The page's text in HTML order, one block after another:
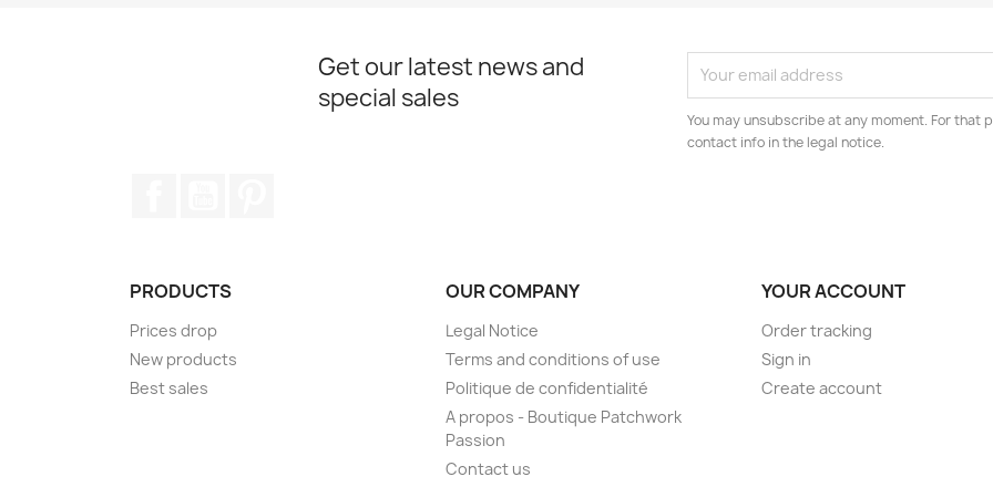
Get our latest news and
special sales
You may unsubscribe at any moment. For that
contact info in the legal notice.
PRODUCTS
Prices drop
New products
Best sales
OUR COMPANY
Legal Notice
Terms and conditions of use
Politique de confidentialité
A propos - Boutique Patchwork
Passion
Contact us
YOUR ACCOUNT
Order tracking
Sign in
Create account